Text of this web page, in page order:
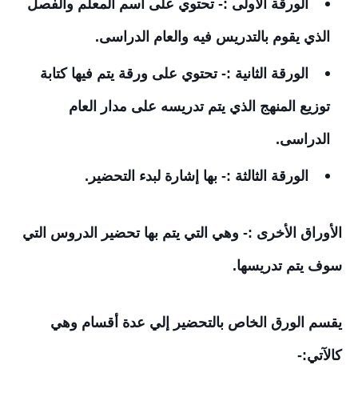
الورقة الأولى :- تحتوي على أسم المعلم والفصل
الذي يقوم بالتدريس فيه والعام الدراسى.
الورقة الثانية :- تحتوي على ورقة يتم فيها كتابة
توزيع المنهج الذي يتم تدريسه على مدار العام
الدراسى.
الورقة الثالثة :- بها إشارة لبدء التحضير.
الأوراق الأخرى :- وهي التي يتم بها تحضير الدروس التي
سوف يتم تدريسها.
يقسم الورق الخاص بالتحضير إلي عدة أقسام وهي
كالآتي:-